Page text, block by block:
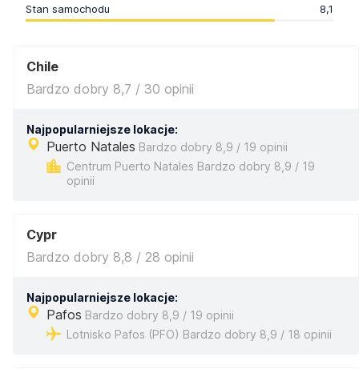
Stan samochodu 8,1
Chile
Bardzo dobry 8,7 / 30 opinii
Najpopularniejsze lokacje:
Puerto Natales Bardzo dobry 8,9 / 19 opinii
Centrum Puerto Natales Bardzo dobry 8,9 / 19
opinii
Cypr
Bardzo dobry 8,8 / 28 opinii
Najpopularniejsze lokacje:
Pafos Bardzo dobry 8,9 / 19 opinii
Lotnisko Pafos (PFO) Bardzo dobry 8,9 / 18 opinii